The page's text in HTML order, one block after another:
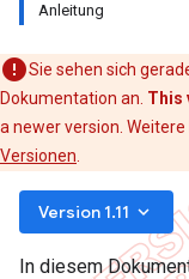
Anleitung
Sie sehen sich
Dokumentation an. This
a newer version.
Versionen
Version 1.11 keyboard_arrow_down
In diesem